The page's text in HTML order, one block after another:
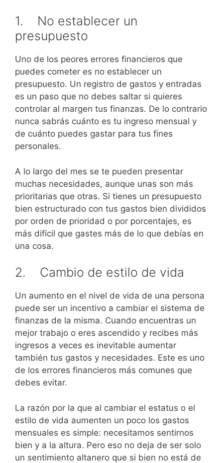
1. No establecer un
presupuesto
Uno de los peores errores financieros que
puedes cometer es no establecer un
presupuesto. Un registro de gastos y entradas
es un paso que no debes saltar si quieres
controlar al margen tus finanzas. De lo contrario
nunca sabrás cuánto es tu ingreso mensual y
de cuánto puedes gastar para tus fines
personales.
A lo largo del mes se te pueden presentar
muchas necesidades, aunque unas son más
prioritarias que otras. Si tienes un presupuesto
bien estructurado con tus gastos bien divididos
por orden de prioridad o por porcentajes, es
más difícil que gastes más de lo que debías en
una cosa.
2. Cambio de estilo de vida
Un aumento en el nivel de vida de una persona
puede ser un incentivo a cambiar el sistema de
finanzas de la misma. Cuando encuentras un
mejor trabajo o eres ascendido y recibes más
ingresos a veces es inevitable aumentar
también tus gastos y necesidades. Este es uno
de los errores financieros más comunes que
debes evitar.
La razón por la que al cambiar el estatus o el
estilo de vida aumenten un poco los gastos
mensuales es simple: necesitamos sentirnos
bien y a la altura. Pero eso no deja de ser solo
un sentimiento altanero que si bien no está de